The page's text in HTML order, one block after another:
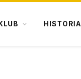
HISTORIA